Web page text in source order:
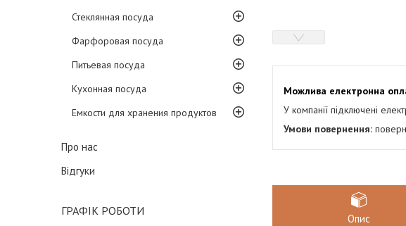
Стеклянная посуда
Фарфоровая посуда
Питьевая посуда
Кухонная посуда
Емкости для хранения продуктов
Про нас
Відгуки
ГРАФІК РОБОТИ
У компанії підключені
Опис